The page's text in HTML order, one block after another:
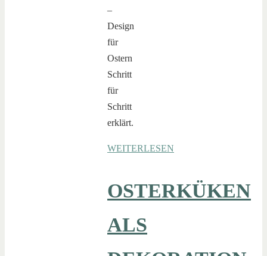
–
Design
für
Ostern
Schritt
für
Schritt
erklärt.
WEITERLESEN
OSTERKÜKEN
ALS